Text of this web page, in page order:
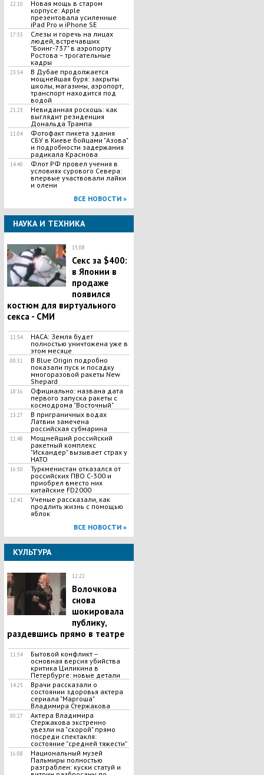
22:10
Новая мощь в старом
корпусе: Apple
презентовала усиленные
iPad Pro и iPhone SE
17:55
Слезы и горечь на лицах
людей, встречавших
"Боинг-737" в аэропорту
Ростова – трогательные
кадры
23:54
В Дубае продолжается
мощнейшая буря: закрыты
школы, магазины, аэропорт,
транспорт находится под
водой
21:23
Невиданная роскошь: как
выглядит резиденция
Дональда Трампа
11:04
Фотофакт пикета здания
СБУ в Киеве бойцами "Азова"
и подробности задержания
радикала Краснова
14:40
Флот РФ провел учения в
условиях сурового Севера:
впервые участвовали лайки
и олени
ВСЕ НОВОСТИ »
НАУКА И ТЕХНИКА
15:08
Секс за $400:
в Японии в
продаже
появился
костюм для виртуального
секса - СМИ
11:34
НАСА: Земля будет
полностью уничтожена уже в
этом месяце
00:51
В Blue Origin подробно
показали пуск и посадку
многоразовой ракеты New
Shepard
18:16
Официально: названа дата
первого запуска ракеты с
космодрома "Восточный"
13:27
В приграничных водах
Латвии замечена
российская субмарина
11:48
Мощнейший российский
ракетный комплекс
"Искандер" вызывает страх у
НАТО
16:50
Туркменистан отказался от
российских ПВО С-300 и
приобрел вместо них
китайские FD2000
12:41
Ученые рассказали, как
продлить жизнь с помощью
яблок
ВСЕ НОВОСТИ »
КУЛЬТУРА
12:22
Волочкова
снова
шокировала
публику,
раздевшись прямо в театре
11:54
Бытовой конфликт –
основная версия убийства
критика Циликина в
Петербурге: новые детали
14:25
Врачи рассказали о
состоянии здоровья актера
сериала "Маргоша"
Владимира Стержакова
00:27
Актера Владимира
Стержакова экстренно
увезли на "скорой" прямо
посреди спектакля:
состояние "средней тяжести"
16:08
Национальный музей
Пальмиры полностью
разграблен: куски статуй и